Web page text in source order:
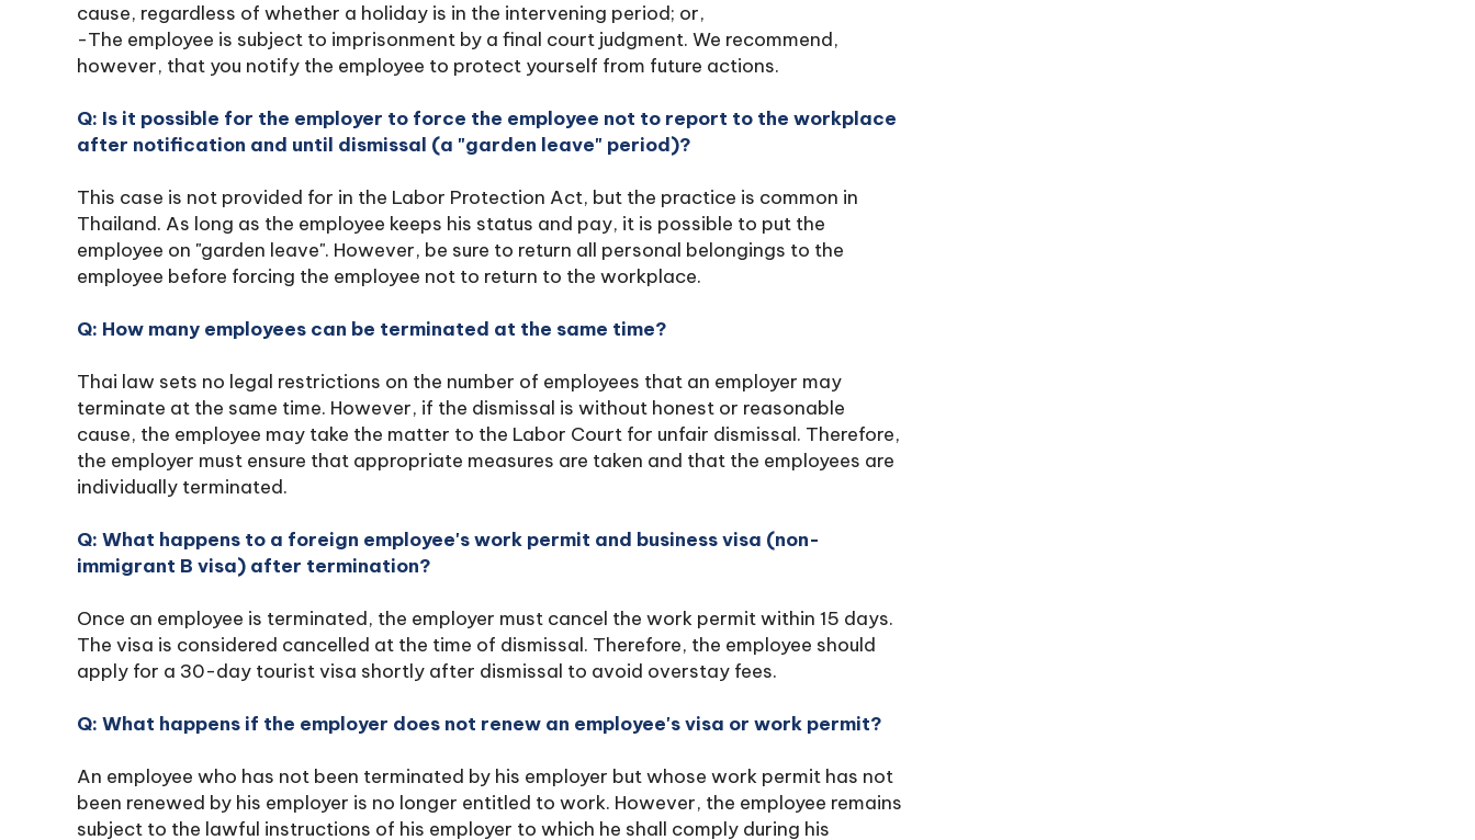
cause, regardless of whether a holiday is in the intervening period; or,
-The employee is subject to imprisonment by a final court judgment. We recommend,
however, that you notify the employee to protect yourself from future actions.
Q: Is it possible for the employer to force the employee not to report to the workplace
after notification and until dismissal (a "garden leave" period)?
This case is not provided for in the Labor Protection Act, but the practice is common in
Thailand. As long as the employee keeps his status and pay, it is possible to put the
employee on "garden leave". However, be sure to return all personal belongings to the
employee before forcing the employee not to return to the workplace.
Q: How many employees can be terminated at the same time?
Thai law sets no legal restrictions on the number of employees that an employer may
terminate at the same time. However, if the dismissal is without honest or reasonable
cause, the employee may take the matter to the Labor Court for unfair dismissal. Therefore,
the employer must ensure that appropriate measures are taken and that the employees are
individually terminated.
Q: What happens to a foreign employee's work permit and business visa (non-
immigrant B visa) after termination?
Once an employee is terminated, the employer must cancel the work permit within 15 days.
The visa is considered cancelled at the time of dismissal. Therefore, the employee should
apply for a 30-day tourist visa shortly after dismissal to avoid overstay fees.
Q: What happens if the employer does not renew an employee's visa or work permit?
An employee who has not been terminated by his employer but whose work permit has not
been renewed by his employer is no longer entitled to work. However, the employee remains
subject to the lawful instructions of his employer to which he shall comply during his